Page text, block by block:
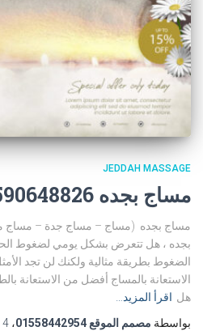
JEDDAH MASSAGE
مساج بجده 0590648826
مساج بجده (مساج – مساج جدة – مساج
بجده ، هل تتعرض بشكل يومي لضغوط
الضغوط بطريقة مثالية ولكنك لن تجد
الاستعانة بالمساج أفضل من الاستعانة
هل اقرأ المزيد…
بواسطة مصمم الموقع 01558442954 ، 4 سنوات